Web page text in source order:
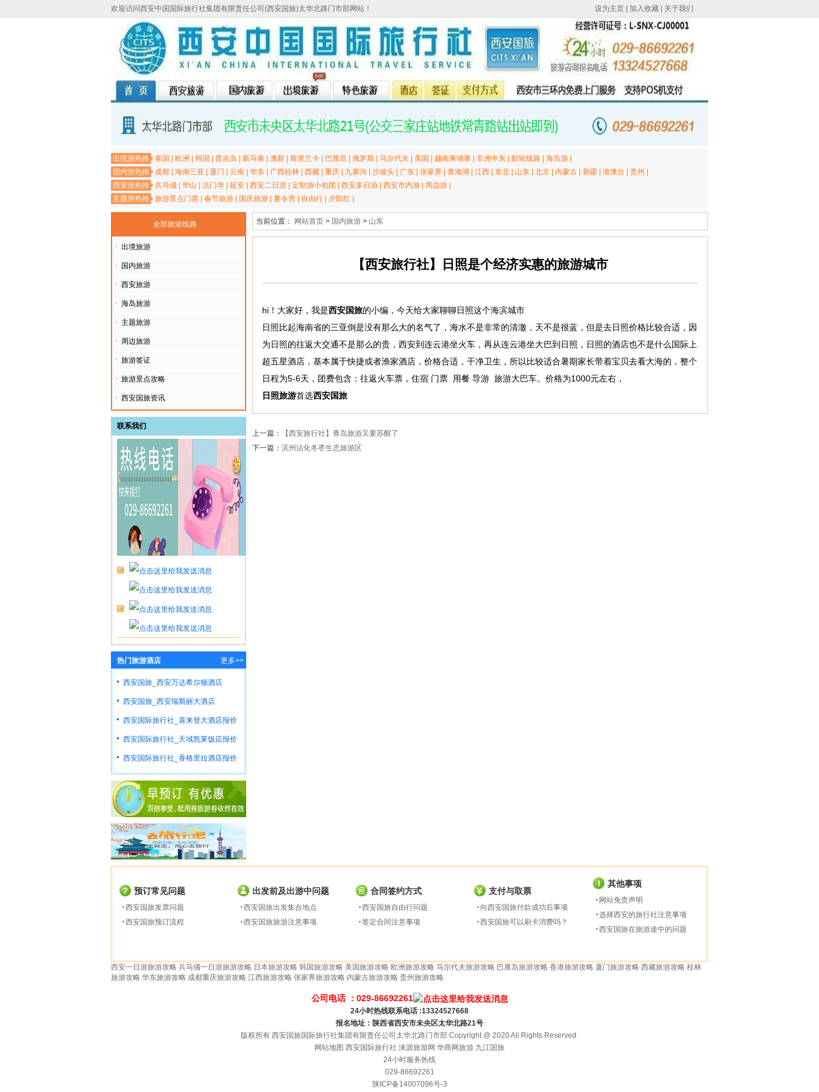
欢迎访问西安中国国际旅行社集团有限责任公司(西安国旅)太华北路门市部网站！ 设为主页 加入收藏 关于我们
出境游热推泰国 欧洲 韩国 普吉岛 新马泰 澳新 斯里兰卡 巴厘岛 俄罗斯 马尔代夫 美国 越南柬埔寨 非洲中东 邮轮线路 海岛游
国内游热推 成都 海南三亚 厦门 云南 华东 广西桂林 西藏 重庆 九寨沟 沙坡头 广东 张家界 青海湖 江西 东北 山东 北京 内蒙古 新疆 港澳台 贵州
西安游热推兵马俑 华山 法门寺 延安 西安二日游 定制游小包团 西安多日游 西安市内游 周边游
主题游热推旅游景点门票 春节旅游 国庆旅游 夏令营 自由行 夕阳红
全部旅游线路
· 出境旅游
· 国内旅游
· 西安旅游
· 海岛旅游
· 主题旅游
· 周边旅游
· 旅游签证
· 旅游景点攻略
· 西安国旅资讯
联系我们
热门旅游酒店 更多>>
西安国旅_西安万达希尔顿酒店
西安国旅_西安瑞斯丽大酒店
西安国际旅行社_喜来登大酒店报价
西安国际旅行社_天域凯莱饭店报价
西安国际旅行社_香格里拉酒店报价
当前位置： 网站首页 > 国内旅游 > 山东
【西安旅行社】日照是个经济实惠的旅游城市
hi！大家好，我是西安国旅的小编，今天给大家聊聊日照这个海滨城市
日照比起海南省的三亚倒是没有那么大的名气了，海水不是非常的清澈，天不是很蓝，但是去日照价格比较合适，因
为日照的往返大交通不是那么的贵，西安到连云港坐火车，再从连云港坐大巴到日照，日照的酒店也不是什么国际上
超五星酒店，基本属于快捷或者渔家酒店，价格合适，干净卫生，所以比较适合暑期家长带着宝贝去看大海的，整个
日程为5-6天，团费包含：往返火车票，住宿 门票 用餐 导游 旅游大巴车。价格为1000元左右，
日照旅游首选西安国旅
上一篇：
【西安旅行社】青岛旅游又要苏醒了
下一篇： 滨州沾化冬枣生态旅游区
预订常见问题
西安国旅发票问题
西安国旅预订流程
出发前及出游中问题
西安国旅出发集合地点
西安国旅旅游注意事项
合同签约方式
西安国旅自由行问题
签定合同注意事项
支付与取票
向西安国旅付款成功后事项
西安国旅可以刷卡消费吗？
其他事项
网站免责声明
选择西安的旅行社注意事项
西安国旅在旅游途中的问题
西安一日游旅游攻略 兵马俑一日游旅游攻略 日本旅游攻略 韩国旅游攻略 美国旅游攻略 欧洲旅游攻略 马尔代夫旅游攻略 巴厘岛旅游攻略 香港旅游攻略 厦门旅游攻略 西藏旅游攻略 桂林
旅游攻略 华东旅游攻略 成都重庆旅游攻略 江西旅游攻略 张家界旅游攻略 内蒙古旅游攻略 贵州旅游攻略
公司电话 ：029-86692261
24小时热线联系电话 :13324527668
报名地址：陕西省西安市未央区太华北路21号
版权所有 西安国旅国际旅行社集团有限责任公司太华北路门市部 Copyright @ 2020 All Rights Reserved.
网站地图 西安国际旅行社 涞源旅游网 华商网旅游 九江国旅
24小时服务热线
029-86692261
陕ICP备14007096号-3